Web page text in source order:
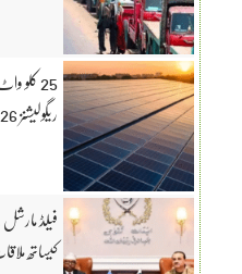
25 کلو
ریگولیشنز 2026 میں ترمیم
فیلڈ
کیساتھ